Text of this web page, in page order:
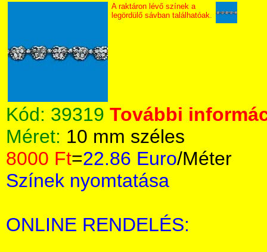
A raktáron lévő színek a
legördülő sávban találhatóak.
Kód: 39319 További
Méret: 10 mm széles
8000 Ft=22.86 Euro/Méter
Színek nyomtatása
ONLINE RENDELÉS: